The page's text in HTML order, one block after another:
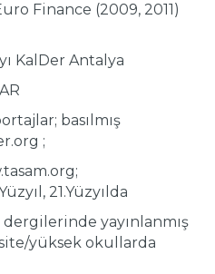
Finance (2009, 2011)
KalDer Antalya
basılmış
;
21.Yüzyılda
yayınlanmış
yüksek okullarda